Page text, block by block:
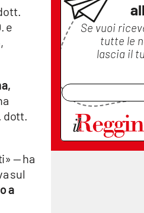
e
dott.
— ha
sul
a
Se vuoi
tutte le
lascia il